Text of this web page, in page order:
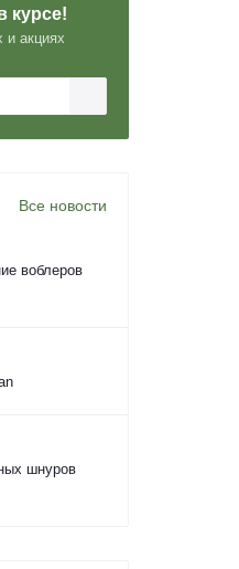
курсе!
и акциях
Все новости
воблеров
шнуров